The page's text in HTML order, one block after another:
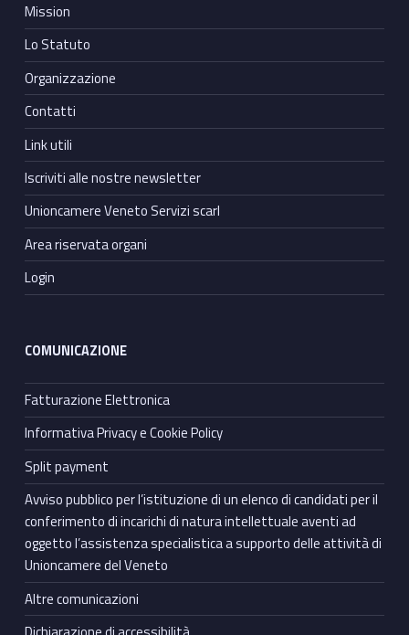
Mission
Lo Statuto
Organizzazione
Contatti
Link utili
Iscriviti alle nostre newsletter
Unioncamere Veneto Servizi scarl
Area riservata organi
Login
COMUNICAZIONE
Fatturazione Elettronica
Informativa Privacy e Cookie Policy
Split payment
Avviso pubblico per l’istituzione di un elenco di candidati per il
conferimento di incarichi di natura intellettuale aventi ad
oggetto l’assistenza specialistica a supporto delle attività di
Unioncamere del Veneto
Altre comunicazioni